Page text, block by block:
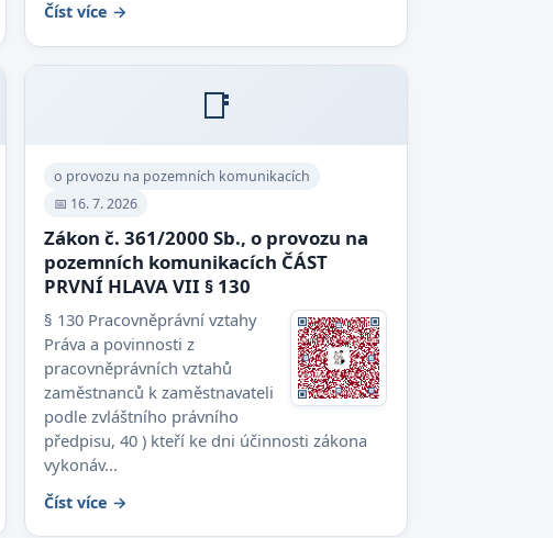
Číst více →
📑
o provozu na pozemních komunikacích
📅 16. 7. 2026
Zákon č. 361/2000 Sb., o provozu na
pozemních komunikacích ČÁST
PRVNÍ HLAVA VII § 130
§ 130 Pracovněprávní vztahy
Práva a povinnosti z
pracovněprávních vztahů
zaměstnanců k zaměstnavateli
podle zvláštního právního
předpisu, 40 ) kteří ke dni účinnosti zákona
vykonáv...
Číst více →